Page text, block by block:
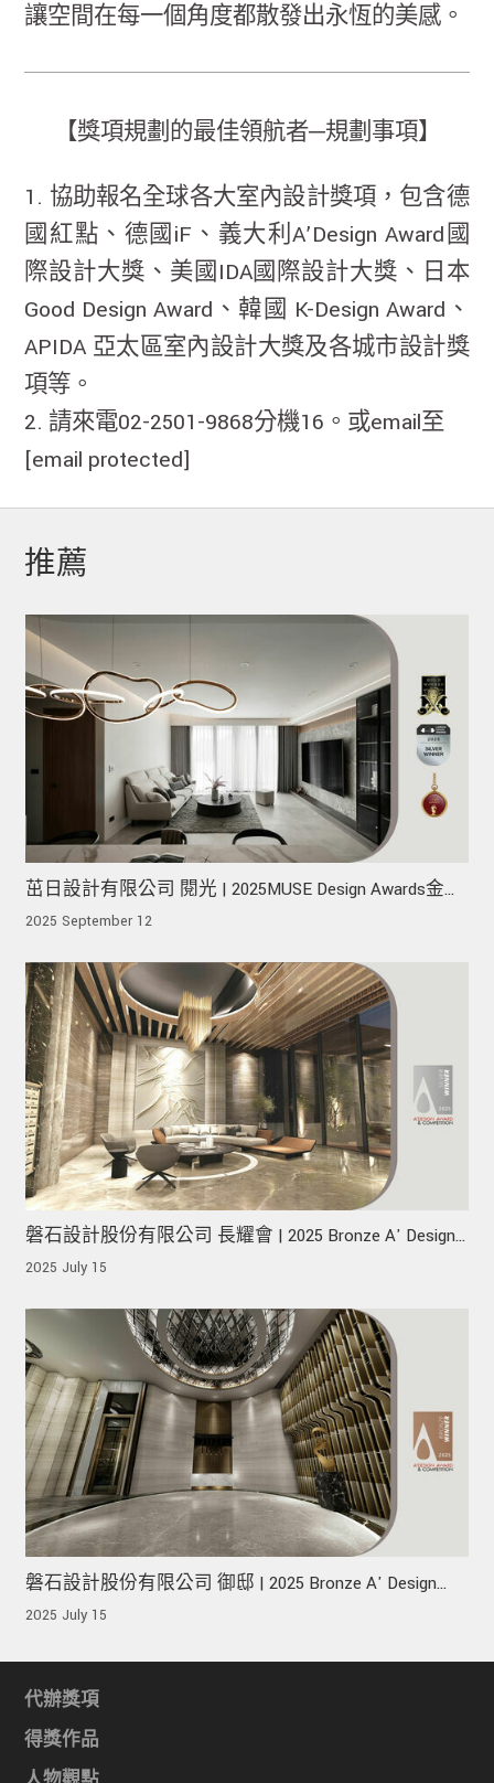
讓空間在每一個角度都散發出永恆的美感。
【獎項規劃的最佳領航者─規劃事項】
1. 協助報名全球各大室內設計獎項，包含德
國紅點、德國iF、義大利A’Design Award國
際設計大獎、美國IDA國際設計大獎、日本
Good Design Award、韓國 K-Design Award、
APIDA 亞太區室內設計大獎及各城市設計獎
項等。
2. 請來電02-2501-9868分機16。或email至
[email protected]
推薦
茁日設計有限公司 閱光 | 2025MUSE Design Awards金
獎、2025TITAN AWARDS金獎、2025London Design
2025 September 12
磐石設計股份有限公司 長耀會 | 2025 Bronze A' Design
Award 榮獲銀獎!
2025 July 15
磐石設計股份有限公司 御邸 | 2025 Bronze A' Design
Award 榮獲銅獎!
2025 July 15
代辦獎項
得獎作品